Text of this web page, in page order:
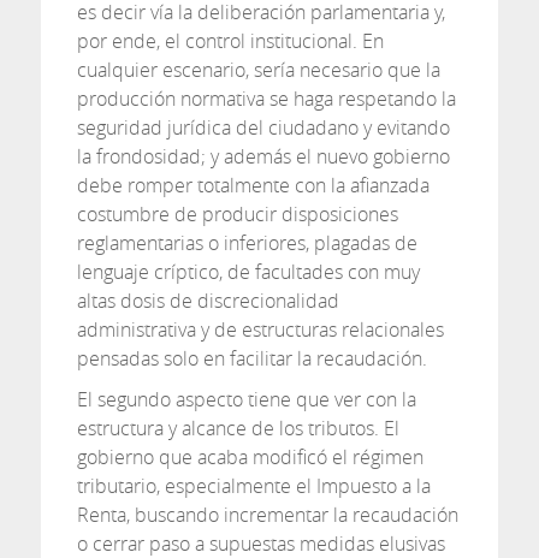
es decir vía la deliberación parlamentaria y,
por ende, el control institucional. En
cualquier escenario, sería necesario que la
producción normativa se haga respetando la
seguridad jurídica del ciudadano y evitando
la frondosidad; y además el nuevo gobierno
debe romper totalmente con la afianzada
costumbre de producir disposiciones
reglamentarias o inferiores, plagadas de
lenguaje críptico, de facultades con muy
altas dosis de discrecionalidad
administrativa y de estructuras relacionales
pensadas solo en facilitar la recaudación.
El segundo aspecto tiene que ver con la
estructura y alcance de los tributos. El
gobierno que acaba modificó el régimen
tributario, especialmente el Impuesto a la
Renta, buscando incrementar la recaudación
o cerrar paso a supuestas medidas elusivas